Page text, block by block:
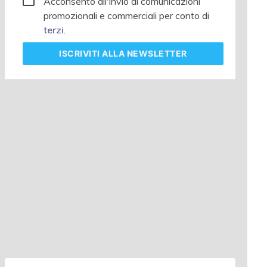
promozionali e commerciali per conto di
terzi.
ISCRIVITIALLA NEWSLETTER